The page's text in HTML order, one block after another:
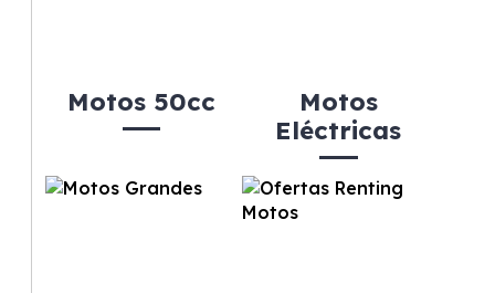
Motos 50cc
Motos
Eléctricas